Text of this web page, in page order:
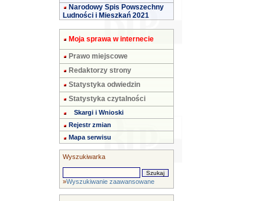
Narodowy Spis Powszechny
Ludności i Mieszkań 2021
Moja sprawa w internecie
Prawo miejscowe
Redaktorzy strony
Statystyka odwiedzin
Statystyka czytalności
Skargi i Wnioski
Rejestr zmian
Mapa serwisu
Wyszukiwarka
»Wyszukiwanie zaawansowane